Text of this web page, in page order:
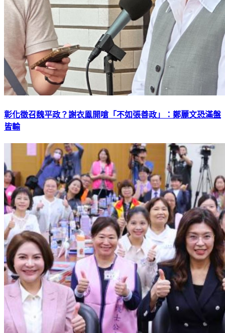
彰化徵召魏平政？謝衣鳯開嗆「不如張善政」：鄭麗文恐滿盤
皆輸